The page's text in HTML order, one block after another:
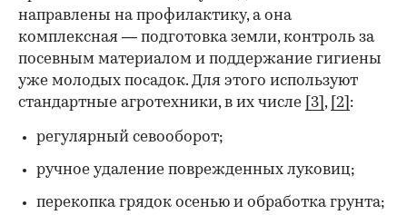
направлены на профилактику, а она
комплексная — подготовка земли, контроль за
посевным материалом и поддержание гигиены
уже молодых посадок. Для этого используют
стандартные агротехники, в их числе
[3] , [2] :
регулярный севооборот;
ручное удаление поврежденных луковиц;
перекопка грядок осенью и обработка грунта;